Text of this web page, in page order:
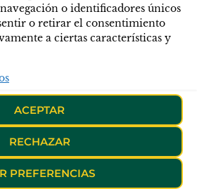
o identificadores únicos
o retirar el consentimiento
a ciertas características y
ACEPTAR
RECHAZAR
PREFERENCIAS
los trámites (que en
objetivo la entrada en
del nuevo reglamento
con la publicación de
año sin tener que “utilizar”
de 2001; porque la
éste supondría en la